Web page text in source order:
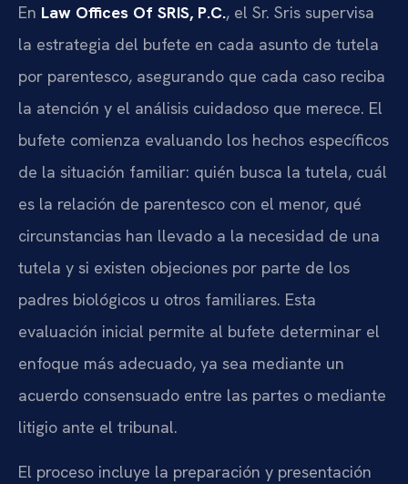
En Law Offices Of SRIS, P.C., el Sr. Sris supervisa
la estrategia del bufete en cada asunto de tutela
por parentesco, asegurando que cada caso reciba
la atención y el análisis cuidadoso que merece. El
bufete comienza evaluando los hechos específicos
de la situación familiar: quién busca la tutela, cuál
es la relación de parentesco con el menor, qué
circunstancias han llevado a la necesidad de una
tutela y si existen objeciones por parte de los
padres biológicos u otros familiares. Esta
evaluación inicial permite al bufete determinar el
enfoque más adecuado, ya sea mediante un
acuerdo consensuado entre las partes o mediante
litigio ante el tribunal.
El proceso incluye la preparación y presentación